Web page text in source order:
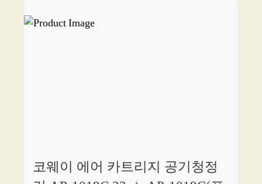
코웨이 에어 카트리지 공기청정